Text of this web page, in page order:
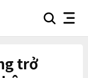
searchnav
trở